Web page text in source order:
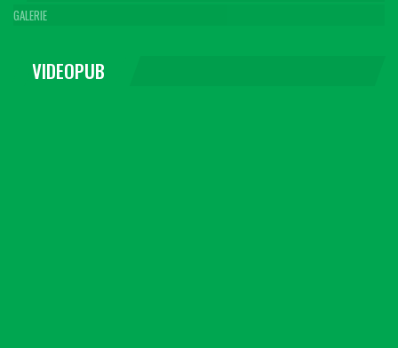
GALERIE
VIDEOPUB